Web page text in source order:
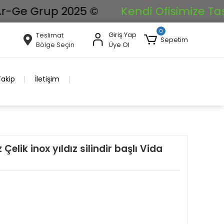
2025 © Kendi Ofisimize
Teslimat
Bölge Seçin
Giriş Yap
Üye Ol
0
Sepetim
İletişim
inox yıldız silindir başlı Vida